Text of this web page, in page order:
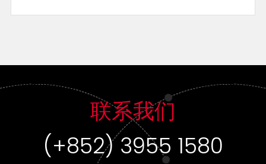
联系我们
(+852) 3955 1580